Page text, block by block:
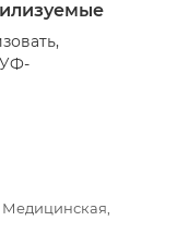
УФ-
Медицинская,